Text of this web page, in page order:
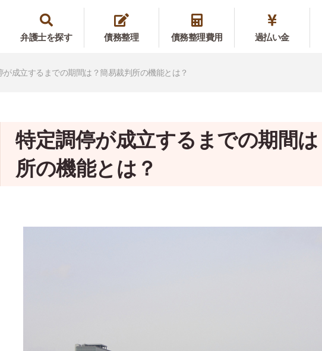
弁護士を探す 債務整理 債務整理費用 過払い金
が成立するまでの期間は？簡易裁判所の機能とは？
特定調停が成立するまでの期間は
所の機能とは？